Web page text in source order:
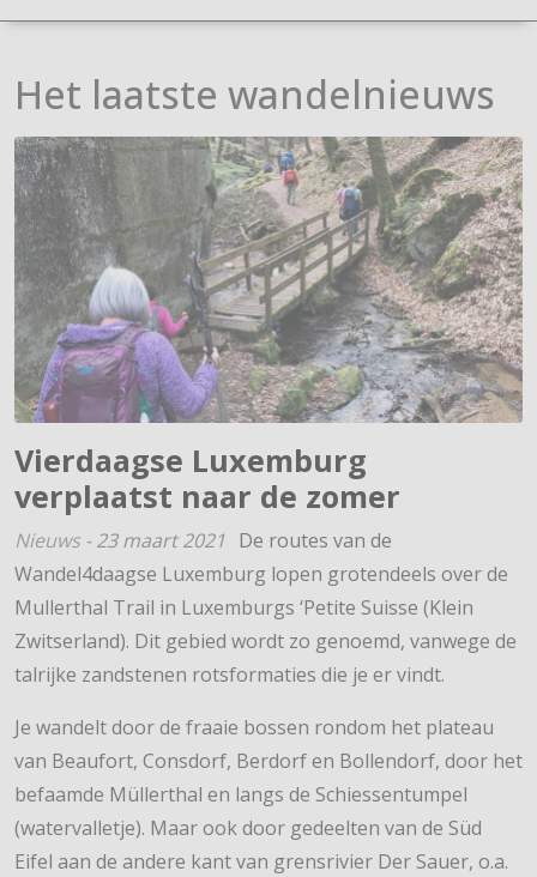
Het laatste wandelnieuws
Vierdaagse Luxemburg
verplaatst naar de zomer
Nieuws -23 maart 2021 De routes van de
Wandel4daagse Luxemburg lopen grotendeels over de
Mullerthal Trail in Luxemburgs ‘Petite Suisse (Klein
Zwitserland). Dit gebied wordt zo genoemd, vanwege de
talrijke zandstenen rotsformaties die je er vindt.
Je wandelt door de fraaie bossen rondom het plateau
van Beaufort, Consdorf, Berdorf en Bollendorf, door het
befaamde Müllerthal en langs de Schiessentumpel
(watervalletje). Maar ook door gedeelten van de Süd
Eifel aan de andere kant van grensrivier Der Sauer, o.a.